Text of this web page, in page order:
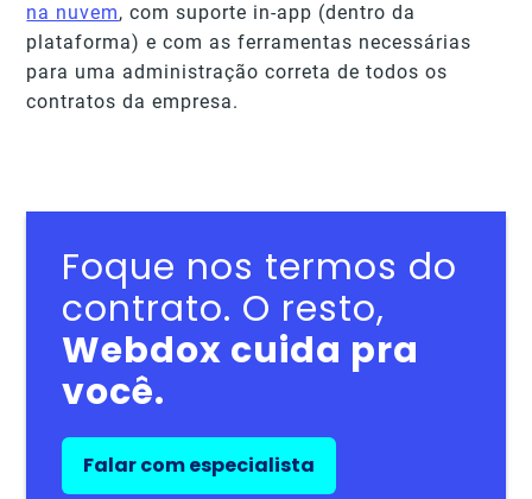
na nuvem, com suporte in-app (dentro da
plataforma) e com as ferramentas necessárias
para uma administração correta de todos os
contratos da empresa.
Foque nos termos do
contrato. O resto,
Webdox cuida pra
você.
Falar com especialista